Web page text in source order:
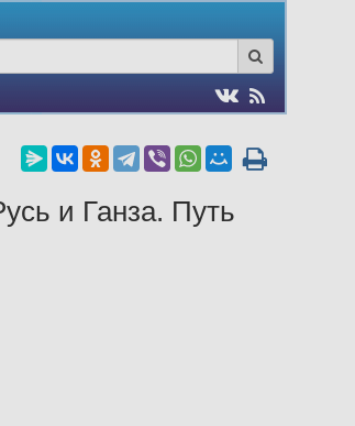
и Ганза. Путь